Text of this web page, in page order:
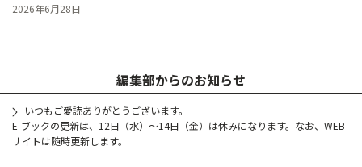
2026年6月28日
編集部からのお知らせ
いつもご愛読ありがとうございます。
E-ブックの更新は、12日（水）～14日（金）は休みになります。なお、WEB
サイトは随時更新します。